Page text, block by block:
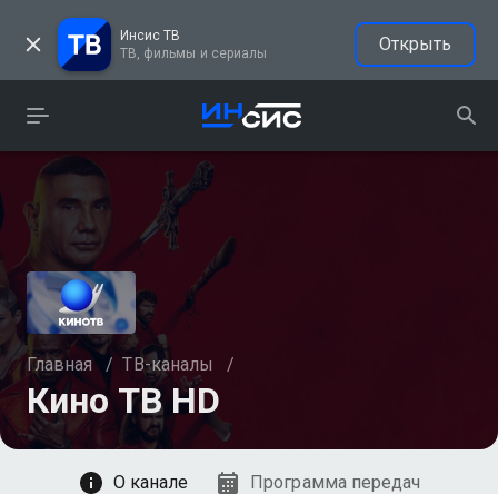
Инсис ТВ
ТВ, фильмы и сериалы
Открыть
Главная / ТВ-каналы /
Кино ТВ HD
О канале Программа передач